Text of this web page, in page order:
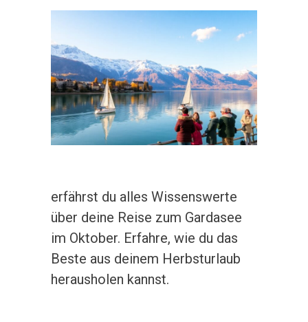
erfährst du alles Wissenswerte
über deine Reise zum Gardasee
im Oktober. Erfahre, wie du das
Beste aus deinem Herbsturlaub
herausholen kannst.